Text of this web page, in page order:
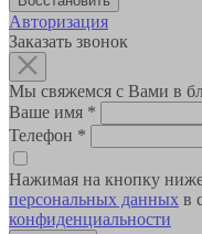
Авторизация
Заказать звонок
Мы свяжемся с Вами в
Ваше имя *
Телефон *
Нажимая на кнопку
персональных данных в
конфиденциальности